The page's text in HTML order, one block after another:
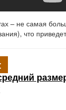
– не самая
что